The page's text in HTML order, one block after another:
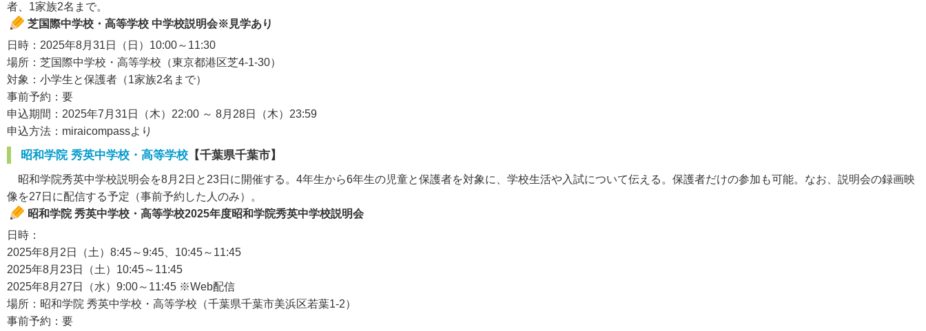
者、1家族2名まで。
芝国際中学校・高等学校 中学校説明会※見学あり
日時：2025年8月31日（日）10:00～11:30
場所：芝国際中学校・高等学校（東京都港区芝4-1-30）
対象：小学生と保護者（1家族2名まで）
事前予約：要
申込期間：2025年7月31日（木）22:00 ～ 8月28日（木）23:59
申込方法：miraicompassより
昭和学院 秀英中学校・高等学校 【千葉県千葉市】
昭和学院秀英中学校説明会を8月2日と23日に開催する。4年生から6年生の児童と保護者を対象に、学校生活や入試について伝える。保護者だけの参加も可能。なお、説明会の録画映
像を27日に配信する予定（事前予約した人のみ）。
昭和学院 秀英中学校・高等学校2025年度昭和学院秀英中学校説明会
日時：
2025年8月2日（土）8:45～9:45、10:45～11:45
2025年8月23日（土）10:45～11:45
2025年8月27日（水）9:00～11:45 ※Web配信
場所：昭和学院 秀英中学校・高等学校（千葉県千葉市美浜区若葉1-2）
事前予約：要